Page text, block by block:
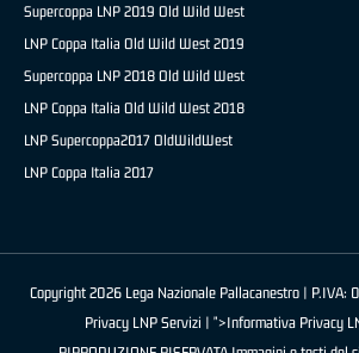
Supercoppa LNP 2019 Old Wild West
LNP Coppa Italia Old Wild West 2019
Supercoppa LNP 2018 Old Wild West
LNP Coppa Italia Old Wild West 2018
LNP Supercoppa2017 OldWildWest
LNP Coppa Italia 2017
Copyright 2026 Lega Nazionale Pallacanestro |
Privacy LNP Servizi | ">Informativa Privacy